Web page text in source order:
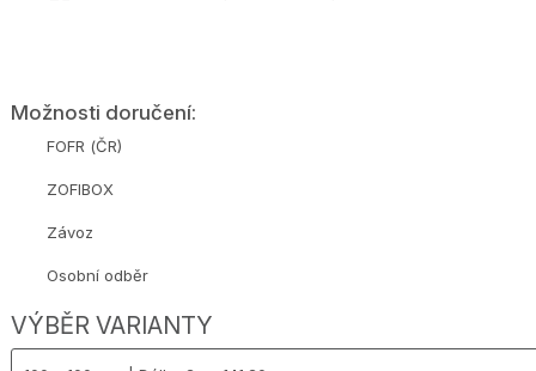
Možnosti doručení:
FOFR (ČR)
ZOFIBOX
Závoz
Osobní odběr
VÝBĚR VARIANTY